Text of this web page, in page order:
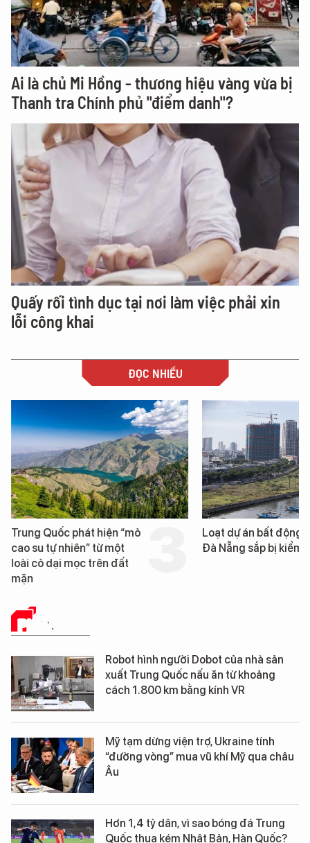
Ai là chủ Mi Hồng - thương hiệu vàng vừa bị
Thanh tra Chính phủ "điểm danh"?
Quấy rối tình dục tại nơi làm việc phải xin
lỗi công khai
ĐỌC NHIỀU
Trung Quốc phát hiện “mỏ
cao su tự nhiên” từ một
loài cỏ dại mọc trên đất
mặn
Loạt dự án bất động
Đà Nẵng sắp bị kiểm
PHÂN TÍCH
Robot hình người Dobot của nhà sản
xuất Trung Quốc nấu ăn từ khoảng
cách 1.800 km bằng kính VR
Mỹ tạm dừng viện trợ, Ukraine tính
“đường vòng” mua vũ khí Mỹ qua châu
Âu
Hơn 1,4 tỷ dân, vì sao bóng đá Trung
Quốc thua kém Nhật Bản, Hàn Quốc?